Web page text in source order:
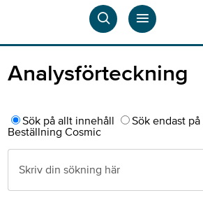
Analysförteckning
Sök på allt innehåll
Sök endast
Beställning Cosmic